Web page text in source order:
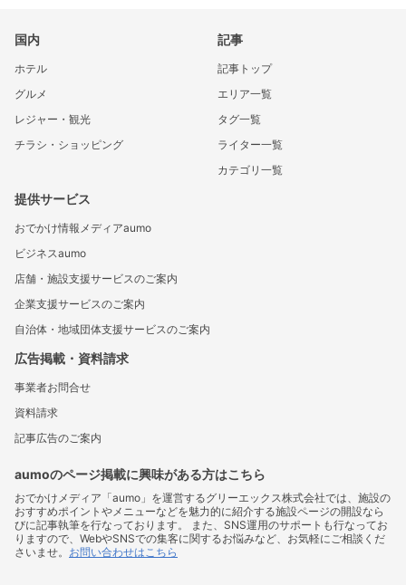
国内
ホテル
グルメ
レジャー・観光
チラシ・ショッピング
記事
記事トップ
エリア一覧
タグ一覧
ライター一覧
カテゴリ一覧
提供サービス
おでかけ情報メディアaumo
ビジネスaumo
店舗・施設支援サービスのご案内
企業支援サービスのご案内
自治体・地域団体支援サービスのご案内
広告掲載・資料請求
事業者お問合せ
資料請求
記事広告のご案内
aumoのページ掲載に興味がある方はこちら
おでかけメディア「aumo」を運営するグリーエックス株式会社では、施設の
おすすめポイントやメニューなどを魅力的に紹介する施設ページの開設なら
びに記事執筆を行なっております。 また、SNS運用のサポートも行なってお
りますので、WebやSNSでの集客に関するお悩みなど、お気軽にご相談くだ
さいませ。 お問い合わせはこちら